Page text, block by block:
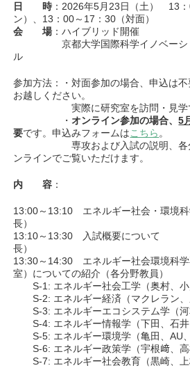
日 時 ：2026年5月23日（土） 13
ン）、13：00～17：30（対面）
会 場：ハイブリッド開催
京都大学国際科学イノベーショ
ル
参加方法：・対面参加の場合、申込は
お越しください。
実際に研究室を訪問・見学で
・オンライン参加の場合、5
要です。申込みフォームはこちら。
専攻および入試の説明、各分
ンラインでご覧いただけます。
内 容 ：
13:00～13:10 エネルギー社会・環境
長）
13:10～13:30 入試概要に
長）
13:30～14:30 エネルギー社会環境科
室）についての紹介（各分野教員）
S-1: エネルギー社会工学（奥村、小
S-2: エネルギー経済（マクレラン、
S-3: エネルギーエコシステム学（河
S-4: エネルギー情報学（下田、石井
S-5: エネルギー環境学（亀田、AU、
S-6: エネルギー政策学（宇根﨑、高
S-7: エネルギー社会教育（黒崎、上